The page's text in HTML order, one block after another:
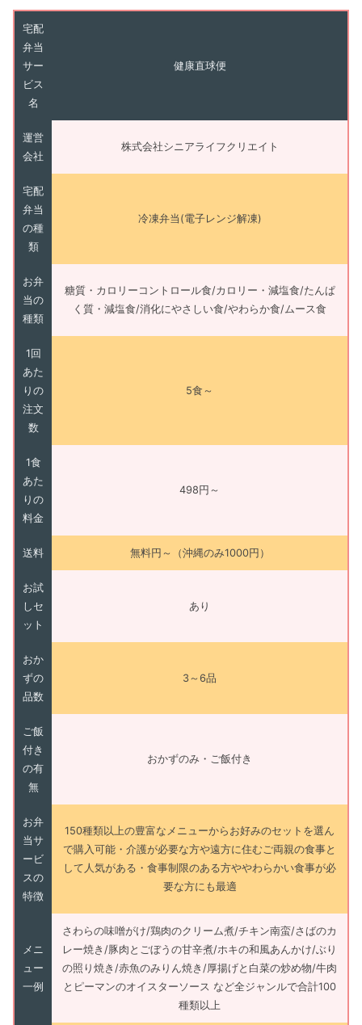
宅配
弁当
サー
ビス
名
健康直球便
運営
会社
株式会社シニアライフクリエイト
宅配
弁当
の種
類
冷凍弁当(電子レンジ解凍)
お弁
当の
種類
糖質・カロリーコントロール食/カロリー・減塩食/たんぱ
く質・減塩食/消化にやさしい食/やわらか食/ムース食
1回
あた
りの
注文
数
5食～
1食
あた
りの
料金
498円～
送料 無料円～（沖縄のみ1000円）
お試
しセ
ット
あり
おか
ずの
品数
3～6品
ご飯
付き
の有
無
おかずのみ・ご飯付き
お弁
当サ
ービ
スの
特徴
150種類以上の豊富なメニューからお好みのセットを選ん
で購入可能・介護が必要な方や遠方に住むご両親の食事と
して人気がある・食事制限のある方ややわらかい食事が必
要な方にも最適
メニ
ュー
一例
さわらの味噌がけ/鶏肉のクリーム煮/チキン南蛮/さばのカ
レー焼き/豚肉とごぼうの甘辛煮/ホキの和風あんかけ/ぶり
の照り焼き/赤魚のみりん焼き/厚揚げと白菜の炒め物/牛肉
とピーマンのオイスターソース など全ジャンルで合計100
種類以上